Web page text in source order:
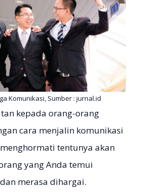
Komunikasi, Sumber : jurnal.id
kepada orang-orang
cara menjalin komunikasi
tentunya akan
yang Anda temui
merasa dihargai.